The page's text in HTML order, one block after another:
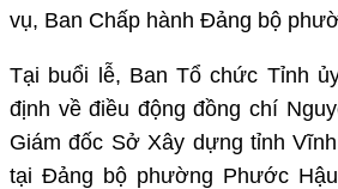
vụ, Ban Chấp hành Đảng bộ
Tại buổi lễ, Ban Tổ chức Tỉnh
định về điều động đồng chí
Giám đốc Sở Xây dựng tỉnh
tại Đảng bộ phường Phước